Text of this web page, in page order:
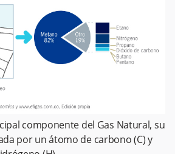
componente del Gas Natural, su
por un átomo de carbono (C) y